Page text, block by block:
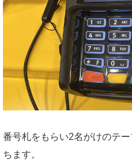
番号札をもらい2名がけのテ
ちます。